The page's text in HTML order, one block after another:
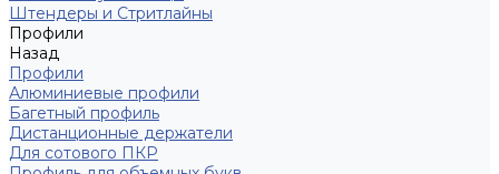
Штендеры и Стритлайны
Профили
Назад
Профили
Алюминиевые профили
Багетный профиль
Дистанционные держатели
Для сотового ПКР